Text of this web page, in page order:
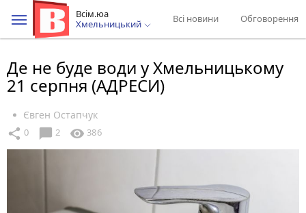
Всім.юа
Хмельницький
Всі новини Обговорення
Де не буде води у Хмельницькому
21 серпня (АДРЕСИ)
Євген Остапчук
share 0 chat_bubble 2 visibility 386